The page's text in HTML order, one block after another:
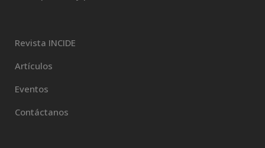
Revista INCIDE
Artículos
Eventos
Contáctanos